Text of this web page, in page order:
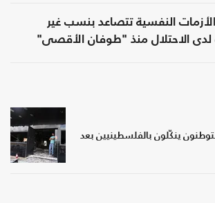
النفسية تتصاعد بنسب غير
الاحتلال منذ "طوفان الأقصى"
ينكّلون بالفلسطينيين بعد